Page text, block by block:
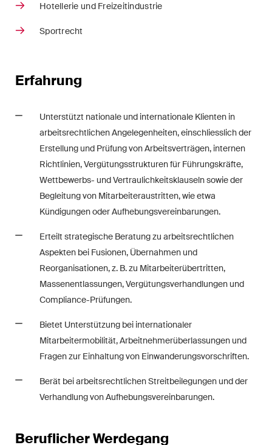
Hotellerie und Freizeitindustrie
Sportrecht
Erfahrung
Unterstützt nationale und internationale Klienten in
arbeitsrechtlichen Angelegenheiten, einschliesslich der
Erstellung und Prüfung von Arbeitsverträgen, internen
Richtlinien, Vergütungsstrukturen für Führungskräfte,
Wettbewerbs- und Vertraulichkeitsklauseln sowie der
Begleitung von Mitarbeiteraustritten, wie etwa
Kündigungen oder Aufhebungsvereinbarungen.
Erteilt strategische Beratung zu arbeitsrechtlichen
Aspekten bei Fusionen, Übernahmen und
Reorganisationen, z. B. zu Mitarbeiterübertritten,
Massenentlassungen, Vergütungsverhandlungen und
Compliance-Prüfungen.
Bietet Unterstützung bei internationaler
Mitarbeitermobilität, Arbeitnehmerüberlassungen und
Fragen zur Einhaltung von Einwanderungsvorschriften.
Berät bei arbeitsrechtlichen Streitbeilegungen und der
Verhandlung von Aufhebungsvereinbarungen.
Beruflicher Werdegang
ICT / Data / Cyberkriminalität
Immaterialgüterrecht
Kunstrecht & Entertainment /
Sportrecht
Life Sciences
Private Wealth
Restrukturierungen und
Insolvenz
Versicherungsrecht
Verwaltungsrecht und
öffentliche Beschaffungen
Wirtschaftsstrafrecht und